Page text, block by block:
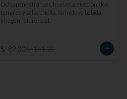
Ocho panes francés, huevos a elección, dos
tamales y salsa criolla. no incluye bebida.
imagen referencial.
S/ 89.00S/ 141.20